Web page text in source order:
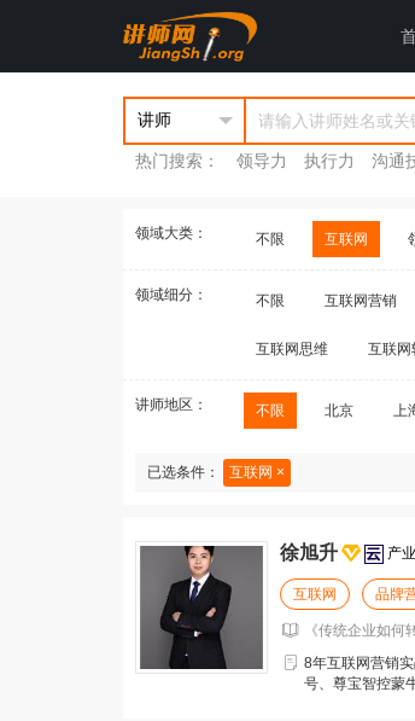
热门搜索：
领导力 执行力 沟通
领域大类： 不限 互联网
领域细分： 不限 互联网营销
互联网思维 互联网
讲师地区： 不限 北京 上
已选条件： 互联网 ×
徐旭升 产
互联网 品牌
《传统企业如
8年互联网营销
号、尊宝智控蒙